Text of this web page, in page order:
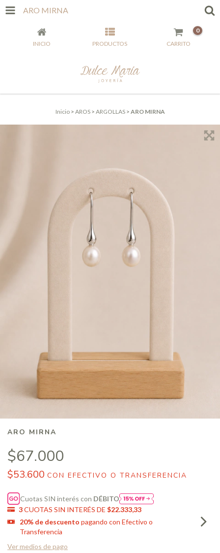
ARO MIRNA
INICIO PRODUCTOS CARRITO
0
Inicio > AROS > ARGOLLAS > ARO MIRNA
ARO MIRNA
$67.000
$53.600 CON EFECTIVO O TRANSFERENCIA
Cuotas SIN interés con DÉBITO
3CUOTAS SIN INTERÉS DE $22.333,33
20% de descuento pagando con Efectivo o
Transferencia
Ver medios de pago